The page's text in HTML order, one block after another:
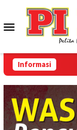
konten
Menu
Mobile
Informasi